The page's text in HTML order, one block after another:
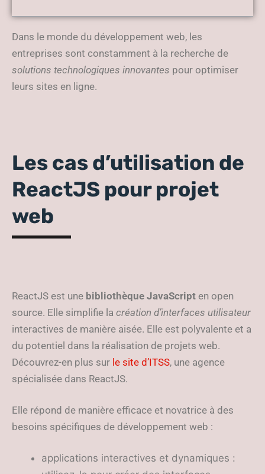
web ?
Dans le monde du développement web, les
entreprises sont constamment à la recherche de
solutions technologiques innovantes pour optimiser
leurs sites en ligne.
Les cas d’utilisation de
ReactJS pour projet
web
ReactJS est une bibliothèque JavaScript en open
source. Elle simplifie la création d’interfaces utilisateur
interactives de manière aisée. Elle est polyvalente et a
du potentiel dans la réalisation de projets web.
Découvrez-en plus sur le site d’ITSS, une agence
spécialisée dans ReactJS.
Elle répond de manière efficace et novatrice à des
besoins spécifiques de développement web :
applications interactives et dynamiques :